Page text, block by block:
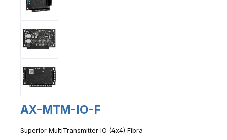
AX-MTM-IO-F
Superior MultiTransmitter IO (4x4) Fibra